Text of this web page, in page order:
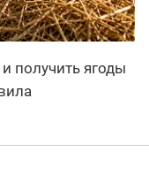
получить ягоды